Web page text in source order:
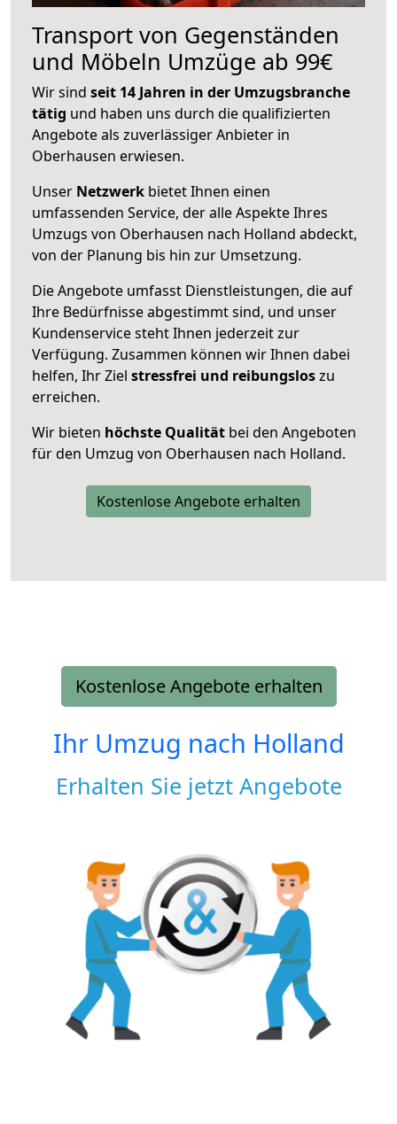
Transport von Gegenständen
und Möbeln Umzüge ab 99€
Wir sind seit 14 Jahren in der Umzugsbranche
tätig und haben uns durch die qualifizierten
Angebote als zuverlässiger Anbieter in
Oberhausen erwiesen.
Unser Netzwerk bietet Ihnen einen
umfassenden Service, der alle Aspekte Ihres
Umzugs von Oberhausen nach Holland abdeckt,
von der Planung bis hin zur Umsetzung.
Die Angebote umfasst Dienstleistungen, die auf
Ihre Bedürfnisse abgestimmt sind, und unser
Kundenservice steht Ihnen jederzeit zur
Verfügung. Zusammen können wir Ihnen dabei
helfen, Ihr Ziel stressfrei und reibungsloszu
erreichen.
Wir bieten höchste Qualität bei den Angeboten
für den Umzug von Oberhausen nach Holland.
Kostenlose Angebote erhalten
Kostenlose Angebote erhalten
Ihr Umzug nach Holland
Erhalten Sie jetzt Angebote